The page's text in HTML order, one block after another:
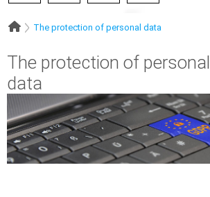
The protection of personal data
The protection of personal
data